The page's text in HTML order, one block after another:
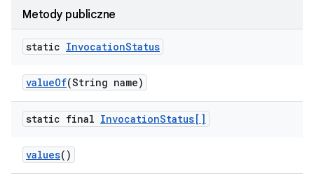
Metody publiczne
static InvocationStatus
valueOf(String name)
static final InvocationStatus[]
values()